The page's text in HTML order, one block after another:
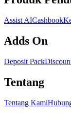
Assist AICashbook
Adds On
Deposit Pack
Tentang
Tentang Kami